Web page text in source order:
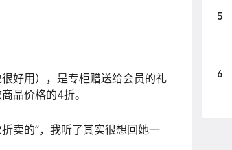
好用），是专柜赠送给会员的礼
品价格的4折。
卖的”，我听了其实很想回她一
5
6